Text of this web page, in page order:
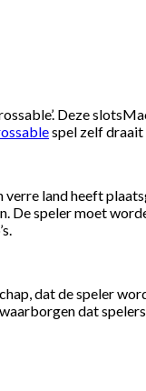
Deze
spel zelf draait
land heeft
speler moet
dat de speler
dat